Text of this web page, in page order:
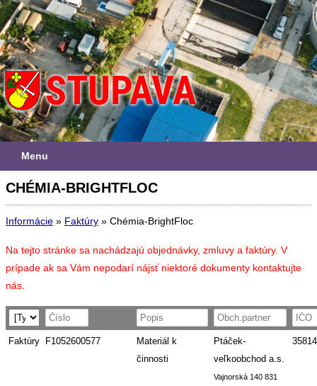
Menu
CHÉMIA-BRIGHTFLOC
Informácie » Faktúry » Chémia-BrightFloc
Na tejto stránke sa nachádzajú objednávky, zmluvy a faktúry. V
prípade ak sa Vám nepodarí nájsť niektoré dokumenty kontaktujte
nás.
Faktúry F1052600577
Materiál k
činnosti
Ptáček-
veľkoobchod a.s.
Vajnorská 140 831